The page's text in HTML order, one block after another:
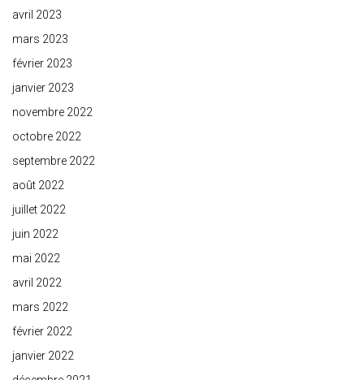
avril 2023
mars 2023
février 2023
janvier 2023
novembre 2022
octobre 2022
septembre 2022
août 2022
juillet 2022
juin 2022
mai 2022
avril 2022
mars 2022
février 2022
janvier 2022